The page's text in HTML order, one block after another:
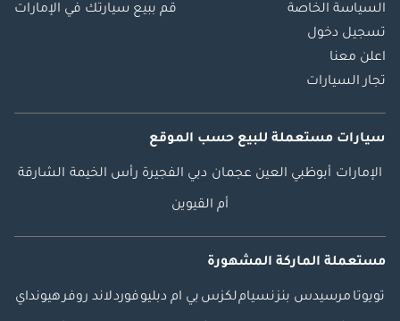
السياسة الخاصة
تسجيل دخول
اعلن معنا
تجار السيارات
قم ببيع سيارتك في الإمارات
سيارات مستعملة للبيع حسب الموقع
الإمارات أبوظبي العين عجمان دبي الفجيرة رأس الخيمة الشارقة
أم القيوين
مستعملة الماركة المشهورة
تويوتا مرسيدس بنزنسياملكزس بي ام دبليوفوردلاند روفرهيونداي